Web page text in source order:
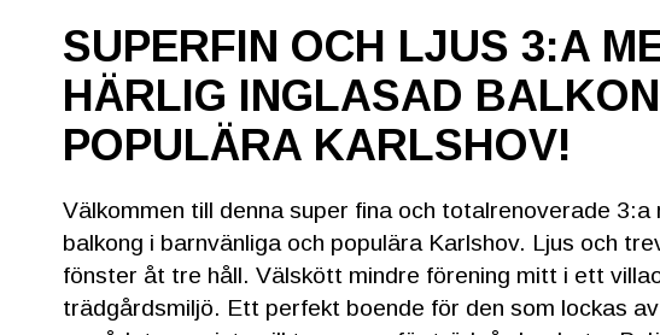
SUPERFIN OCH LJUS 3:A
HÄRLIG INGLASAD
POPULÄRA KARLSHOV!
Välkommen till denna super fina och totalrenoverade
balkong i barnvänliga och populära Karlshov. Ljus och
fönster åt tre håll. Välskött mindre förening mitt i ett
trädgårdsmiljö. Ett perfekt boende för den som lockas